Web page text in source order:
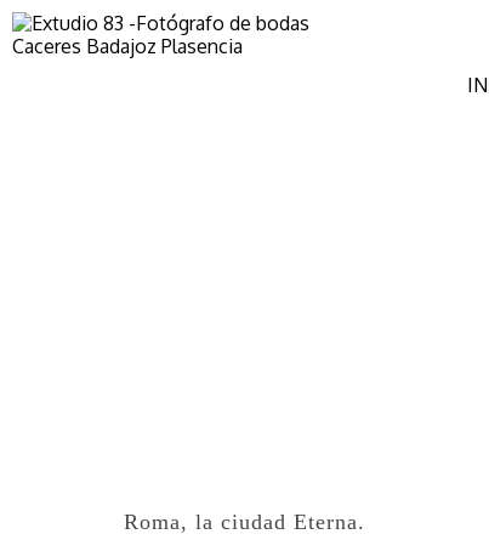
Roma, la ciudad Eterna.